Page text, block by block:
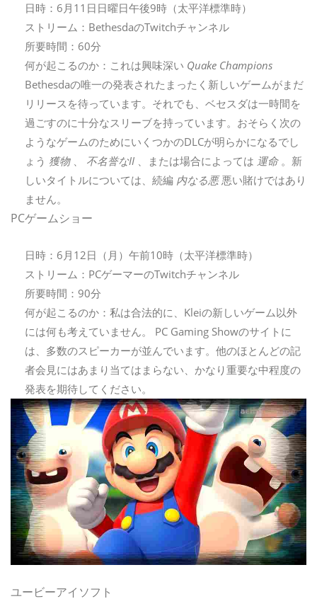
日時：6月11日日曜日午後9時（太平洋標準時）
ストリーム：BethesdaのTwitchチャンネル
所要時間：60分
何が起こるのか：これは興味深い Quake Champions
Bethesdaの唯一の発表されたまったく新しいゲームがまだ
リリースを待っています。それでも、ベセスダは一時間を
過ごすのに十分なスリーブを持っています。おそらく次の
ようなゲームのためにいくつかのDLCが明らかになるでし
ょう 獲物、 不名誉なII 、または場合によっては 運命。新
しいタイトルについては、続編 内なる悪悪い賭けではあり
ません。
PCゲームショー
日時：6月12日（月）午前10時（太平洋標準時）
ストリーム：PCゲーマーのTwitchチャンネル
所要時間：90分
何が起こるのか：私は合法的に、Kleiの新しいゲーム以外
には何も考えていません。 PC Gaming Showのサイトに
は、多数のスピーカーが並んでいます。他のほとんどの記
者会見にはあまり当てはまらない、かなり重要な中程度の
発表を期待してください。
ユービーアイソフト